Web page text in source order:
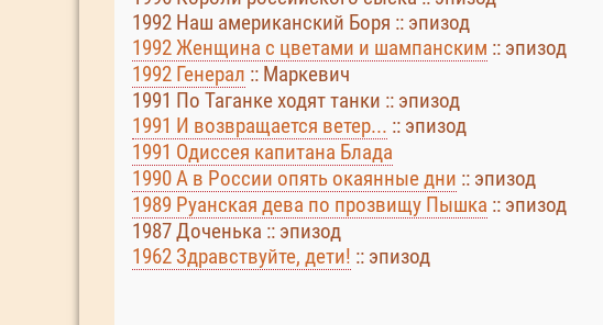
1992 Наш американский Боря :: эпизод
1992 Женщина с цветами и шампанским :: эпизод
1992 Генерал :: Маркевич
1991 По Таганке ходят танки :: эпизод
1991 И возвращается ветер... :: эпизод
1991 Одиссея капитана Блада
1990 А в России опять окаянные дни :: эпизод
1989 Руанская дева по прозвищу Пышка :: эпизод
1987 Доченька :: эпизод
1962 Здравствуйте, дети! :: эпизод